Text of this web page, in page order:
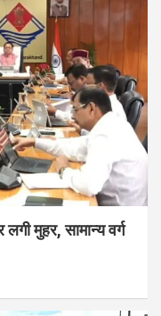
मुहर, सामान्य वर्ग